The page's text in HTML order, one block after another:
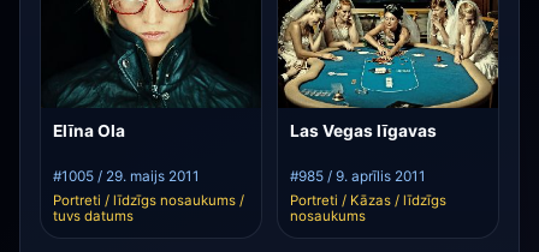
Elīna Ola
#1005 / 29. maijs 2011
Portreti / līdzīgs nosaukums /
tuvs datums
Las Vegas līgavas
#985 / 9. aprīlis 2011
Portreti / Kāzas / līdzīgs
nosaukums